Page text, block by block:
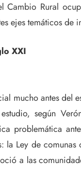
Cambio Rural
ejes temáticos de
XXI
mucho antes del
según
problemática
Ley de comunas
a las